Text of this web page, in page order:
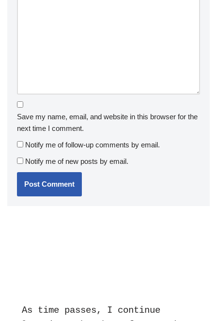
Save my name, email, and website in this browser for the
next time I comment.
Notify me of follow-up comments by email.
Notify me of new posts by email.
As time passes, I continue